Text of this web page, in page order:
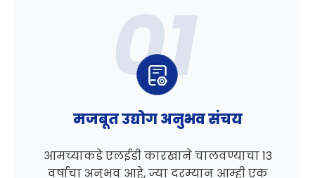
मजबूत उद्योग अनुभव संचय
आमच्याकडे एलईडी कारखाने चालवण्याचा 13
वर्षांचा अनुभव आहे, ज्या दरम्यान आम्ही एक